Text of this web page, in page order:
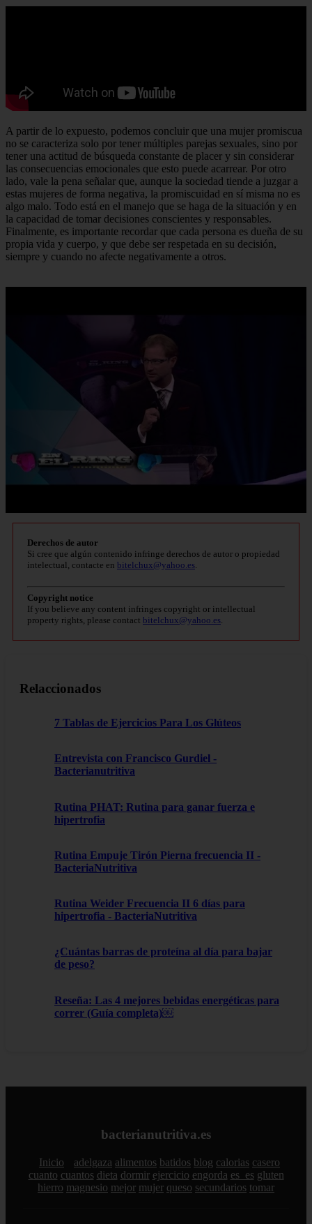
A partir de lo expuesto, podemos concluir que una mujer promiscua
no se caracteriza solo por tener múltiples parejas sexuales, sino por
tener una actitud de búsqueda constante de placer y sin considerar
las consecuencias emocionales que esto puede acarrear. Por otro
lado, vale la pena señalar que, aunque la sociedad tiende a juzgar a
estas mujeres de forma negativa, la promiscuidad en sí misma no es
algo malo. Todo está en el manejo que se haga de la situación y en
la capacidad de tomar decisiones conscientes y responsables.
Finalmente, es importante recordar que cada persona es dueña de su
propia vida y cuerpo, y que debe ser respetada en su decisión,
siempre y cuando no afecte negativamente a otros.
Derechos de autor
Si cree que algún contenido infringe derechos de autor o propiedad
intelectual, contacte en bitelchux@yahoo.es
Copyright notice
If you believe any content infringes copyright or intellectual
property rights, please contact bitelchux@yahoo.es
Relaccionados
7 Tablas de Ejercicios Para Los Glúteos
Entrevista con Francisco Gurdiel -
Bacterianutritiva
Rutina PHAT: Rutina para ganar fuerza e
hipertrofia
Rutina Empuje Tirón Pierna frecuencia II -
BacteriaNutritiva
Rutina Weider Frecuencia II 6 días para
hipertrofia - BacteriaNutritiva
¿Cuántas barras de proteína al día para bajar
de peso?
Reseña: Las 4 mejores bebidas energéticas para
correr (Guía completa)￼
bacterianutritiva.es
Inicio adelgaza alimentos batidos blog calorias casero
cuanto cuantos dieta dormir ejercicio engorda es_es gluten
hierro magnesio mejor mujer queso secundarios tomar